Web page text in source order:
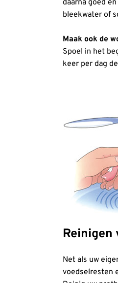
daarna goed
bleekwater of
Maak ook de
Spoel in het
keer per dag
Reinigen
Net als uw
voedselresten